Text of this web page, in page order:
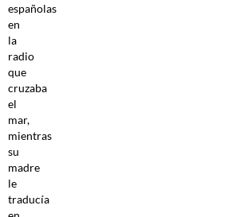
españolas
en
la
radio
que
cruzaba
el
mar,
mientras
su
madre
le
traducía